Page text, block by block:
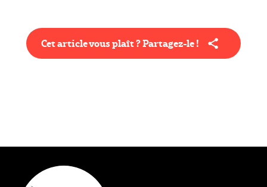
Cet article vous plaît ? Partagez-le !